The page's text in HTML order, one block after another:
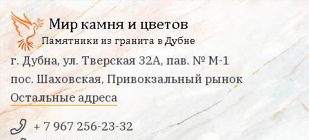
г. Дубна, ул. Тверская 32А, пав. № М-1
пос. Шаховская, Привокзальный рынок
Остальные адреса
+ 7 967 256-23-32